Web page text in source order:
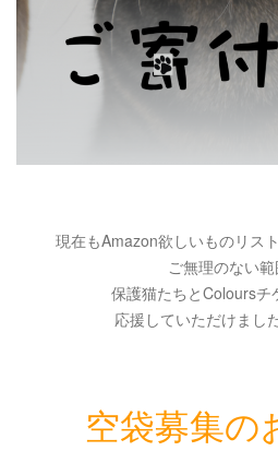
現在もAmazon欲しいものリス
ご無理のない範
保護猫たちとColoursチ
応援していただけまし
空袋募集の